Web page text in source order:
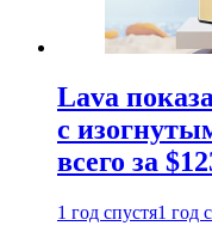
Lava
с
всего за
1 год спустя1 год